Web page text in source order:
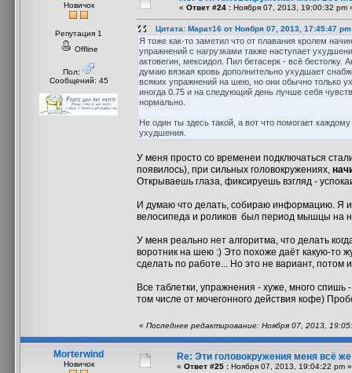
Новичок
Репутация 1
Offline
Пол:
Сообщений: 45
« Ответ #24 : Ноября 07, 2013, 19:00:32 pm
Цитата: Марат16 от Ноября 07, 2013, 17:45:47 pm
Я тоже как-то заметил что от плавания кролем
упражнений с нагрузками также наступает
актовегин, мексидол. Пил бетасерк - всё
думаю вязкая кровь дополнительно ухудшает
всяких упражнений на шею, но они обычно только
иногда 0.75 и на следующий день лучше себя
нормально.
Не один ты здесь такой, а вот что помогает
ухудшения.
У меня просто со временеи подключаться
появилось), при сильных головокружениях,
Открываешь глаза, фиксируешь взгляд -
И думаю что делать, собираю информацию. Я и
велосипеда и роликов был период мышцы на
У меня реально нет алгоритма, что делать
воротник на шею :) Это похоже даёт какую-то
сделать по работе... Но это не вариант, потом
Все таблетки, упражнения - хуже, много
том числе от мочегонного действия кофе)
« Последнее редактирование: Ноября 07, 2013,
Morterwind
Новичок
Re: Эти головокружения меня всё
« Ответ #25 : Ноября 07, 2013, 19:04:22 pm »